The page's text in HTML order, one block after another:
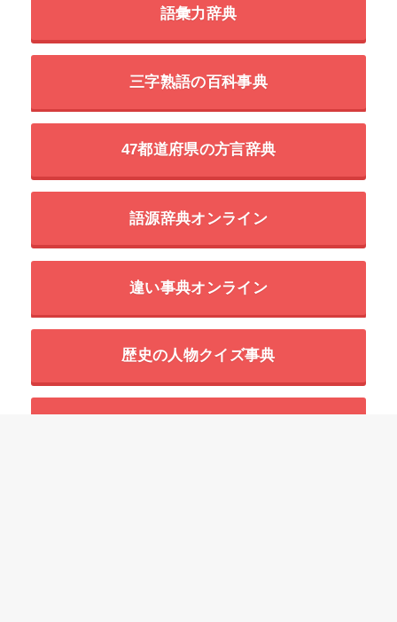
語彙力辞典
三字熟語の百科事典
47都道府県の方言辞典
語源辞典オンライン
違い事典オンライン
歴史の人物クイズ事典